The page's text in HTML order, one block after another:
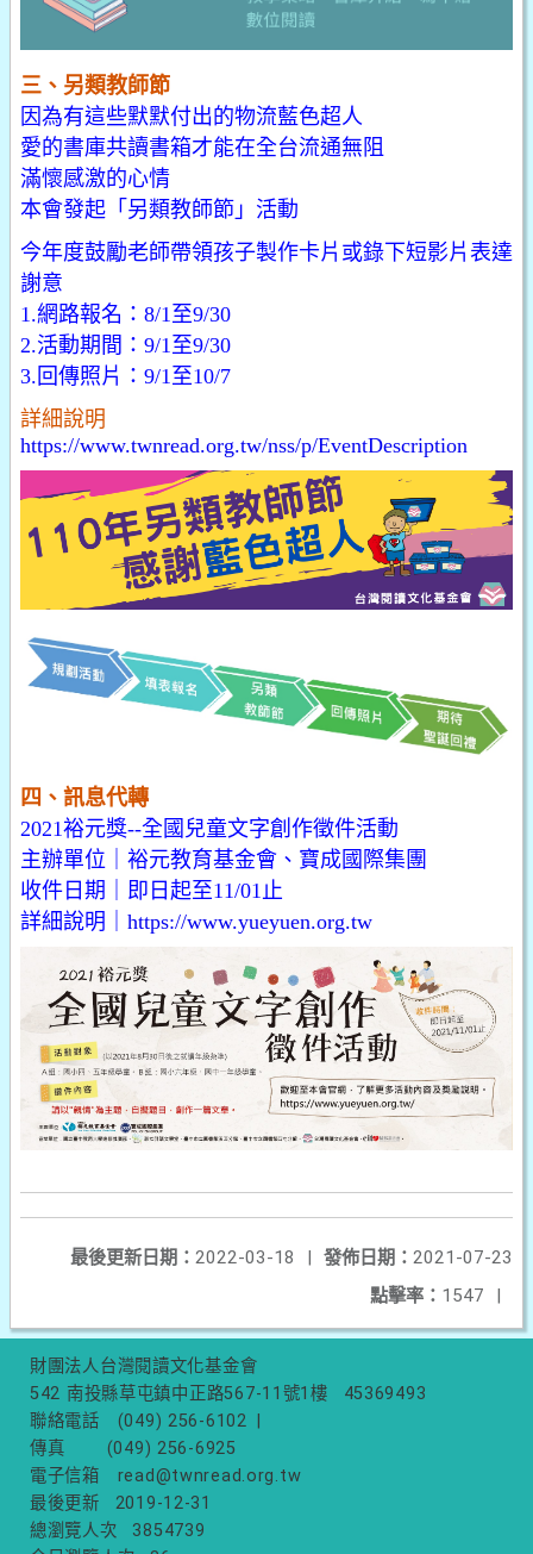
三、另類教師節
因為有這些默默付出的物流藍色超人
愛的書庫共讀書箱才能在全台流通無阻
滿懷感激的心情
本會發起「另類教師節」活動
今年度鼓勵老師帶領孩子製作卡片或錄下短影片表達
謝意
1.網路報名：8/1至9/30
2.活動期間：9/1至9/30
3.回傳照片：9/1至10/7
詳細說明
https://www.twnread.org.tw/nss/p/EventDescription
四、訊息代轉
2021裕元獎--全國兒童文字創作徵件活動
主辦單位｜裕元教育基金會、寶成國際集團
收件日期｜即日起至11/01止
詳細說明｜ https://www.yueyuen.org.tw
發佈日期： 2021-07-23
最後更新日期： 2022-03-18
|
點擊率： 1547 |
財團法人台灣閱讀文化基金會
542 南投縣草屯鎮中正路567-11號1樓
45369493
聯絡電話
(049) 256-6102
傳真
(049) 256-6925
電子信箱
read@twnread.org.tw
最後更新
2019-12-31
總瀏覽人次
3854739